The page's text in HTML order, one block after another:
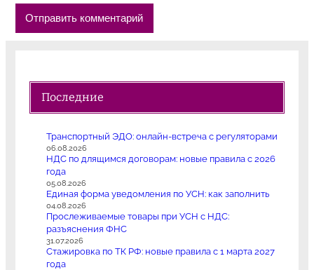
Последние
Транспортный ЭДО: онлайн-встреча с регуляторами
06.08.2026
НДС по длящимся договорам: новые правила с 2026
года
05.08.2026
Единая форма уведомления по УСН: как заполнить
04.08.2026
Прослеживаемые товары при УСН с НДС:
разъяснения ФНС
31.07.2026
Стажировка по ТК РФ: новые правила с 1 марта 2027
года